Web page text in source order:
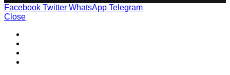
Facebook Twitter WhatsApp Telegram
Close